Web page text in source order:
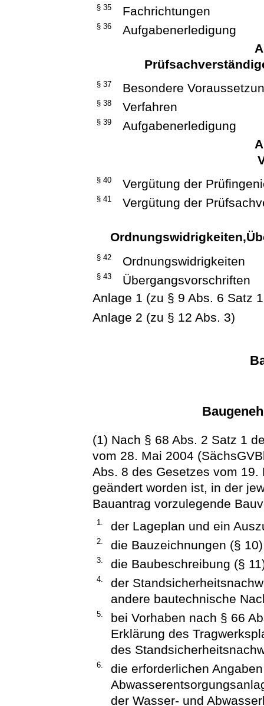
§ 35 Fachrichtungen
§ 36
Aufgabenerledigung
§ 37 Besondere
§ 38 Verfahren
§ 39
Aufgabenerledigung
§ 40 Vergütung der
§ 41 Vergütung der
§ 42 Ordnungswidrigkeiten
§ 43
Übergangsvorschriften
Anlage 1 (zu § 9 Abs. 6 Satz
Anlage 2 (zu § 12 Abs. 3)
(1) Nach § 68 Abs. 2 Satz 1
vom 28. Mai 2004
Abs. 8 des Gesetzes vom
geändert worden ist, in der
Bauantrag vorzulegende
1. der Lageplan und ein
2. die Bauzeichnungen (§
3. die Baubeschreibung (§
4.
der
andere bautechnische
5.
bei Vorhaben nach § 66
Erklärung des
des
6.
die erforderlichen
der Wasser- und